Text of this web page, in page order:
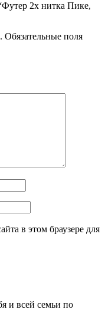
2х нитка Пике,
Обязательные поля
в этом браузере для
и всей семьи по